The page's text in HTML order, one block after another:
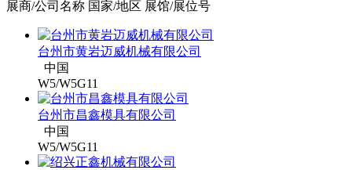
展商/公司名称 国家/地区 展馆/展位号
台州市黄岩迈威机械有限公司
中国
W5/W5G11
台州市昌鑫模具有限公司
中国
W5/W5G11